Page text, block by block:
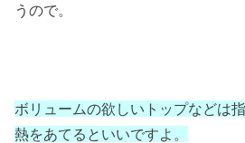
うので。
ボリュームの欲しいトップなどは
熱をあてるといいですよ。